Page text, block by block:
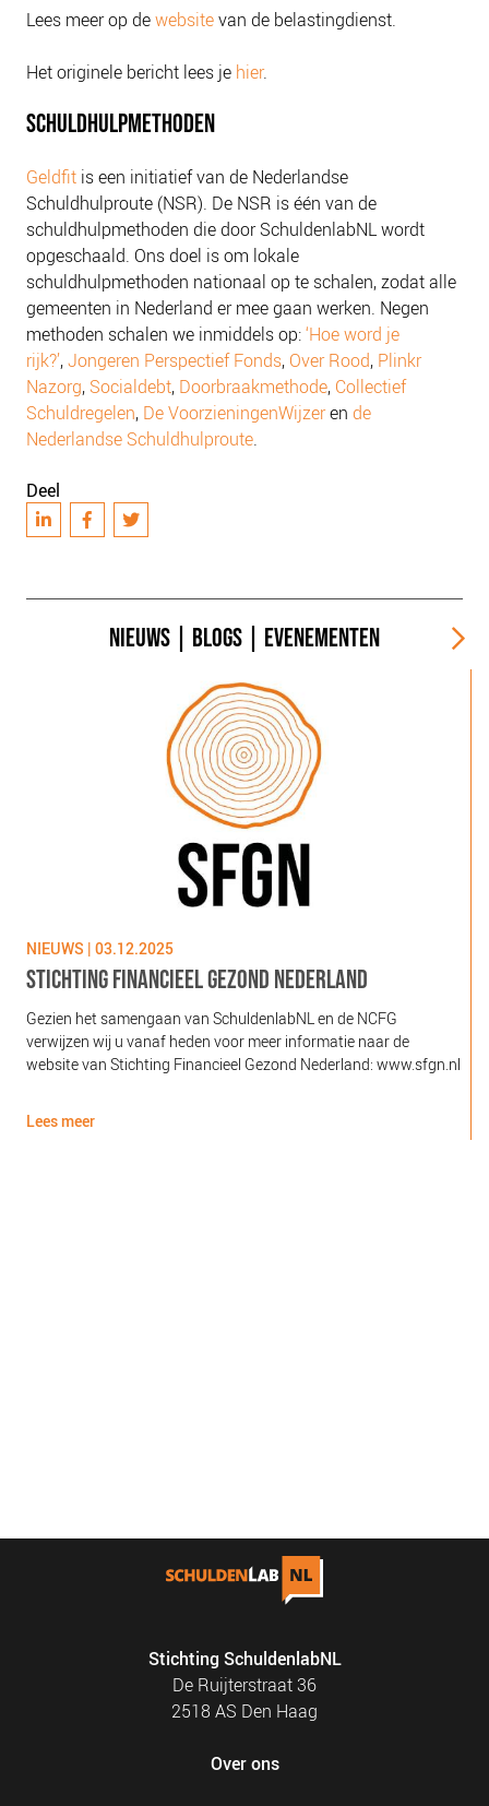
Lees meer op dewebsitevan de belastingdienst.
Het originele bericht lees je hier.
SCHULDHULPMETHODEN
Geldfit is een initiatief van de Nederlandse
Schuldhulproute (NSR). De NSR is één van de
schuldhulpmethoden die door SchuldenlabNL wordt
opgeschaald. Ons doel is om lokale
schuldhulpmethoden nationaal op te schalen, zodat alle
gemeenten in Nederland er mee gaan werken. Negen
methoden schalen we inmiddels op:‘Hoe word je
rijk?’,Jongeren Perspectief Fonds, Over Rood, Plinkr
Nazorg, Socialdebt, Doorbraakmethode, Collectief
Schuldregelen, De VoorzieningenWijzeren de
Nederlandse Schuldhulproute.
Deel
NIEUWS BLOGS EVENEMENTEN
NIEUWS | 03.12.2025
STICHTING FINANCIEEL GEZOND NEDERLAND
Gezien het samengaan van SchuldenlabNL en de NCFG
verwijzen wij u vanaf heden voor meer informatie naar de
website van Stichting Financieel Gezond Nederland: www.sfgn.nl
Lees meer
Stichting SchuldenlabNL
De Ruijterstraat 36
2518 AS Den Haag
Over ons